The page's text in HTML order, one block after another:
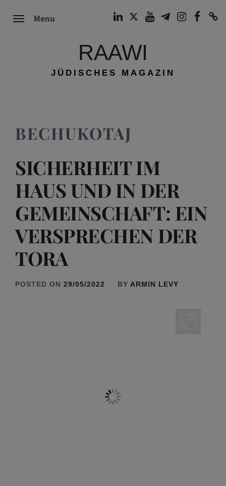
Menu
RAAWI
JÜDISCHES MAGAZIN
BECHUKOTAJ
SICHERHEIT IM
HAUS UND IN DER
GEMEINSCHAFT: EIN
VERSPRECHEN DER
TORA
POSTED ON 29/05/2022 BY ARMIN LEVY